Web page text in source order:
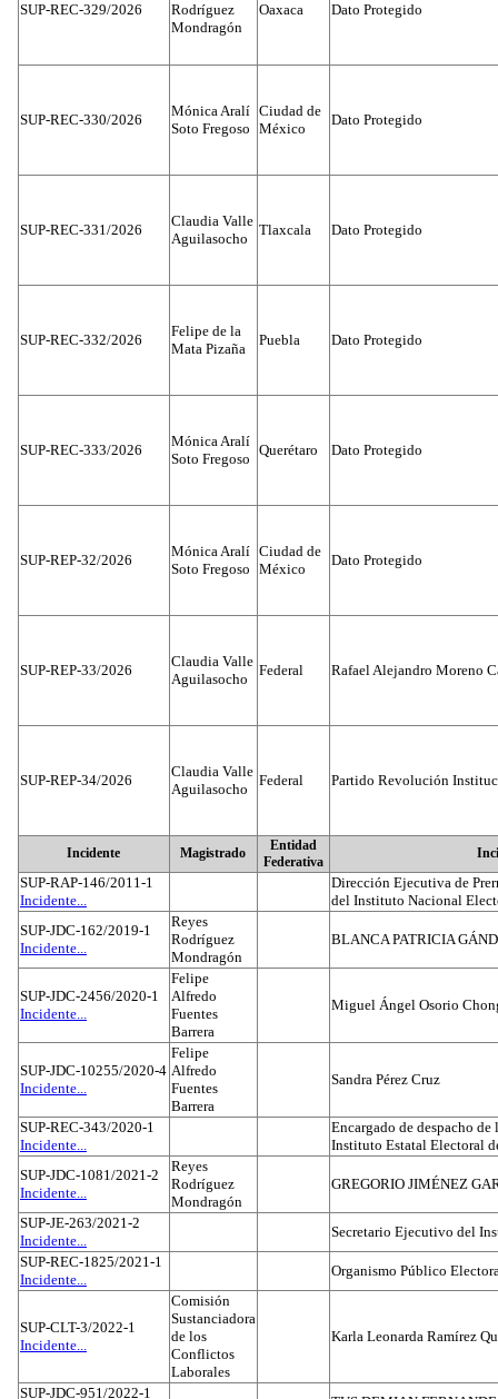
SUP-REC-329/2026
Rodríguez
Mondragón
Oaxaca Dato Protegido
SUP-REC-330/2026
Mónica Aralí
Soto Fregoso
Ciudad de
México
Dato Protegido
SUP-REC-331/2026
Claudia Valle
Aguilasocho
Tlaxcala Dato Protegido
SUP-REC-332/2026
Felipe de la
Mata Pizaña
Puebla Dato Protegido
SUP-REC-333/2026
Mónica Aralí
Soto Fregoso
Querétaro Dato Protegido
SUP-REP-32/2026
Mónica Aralí
Soto Fregoso
Ciudad de
México
Dato Protegido
SUP-REP-33/2026
Claudia Valle
Aguilasocho
Federal Rafael Alejandro Moreno
SUP-REP-34/2026
Claudia Valle
Aguilasocho
Federal Partido Revolución
Incidente Magistrado
Entidad
Federativa
SUP-RAP-146/2011-1
Incidente...
Dirección Ejecutiva de
del Instituto Nacional
SUP-JDC-162/2019-1
Incidente...
Reyes
Rodríguez
Mondragón
BLANCA PATRICIA
SUP-JDC-2456/2020-1
Incidente...
Felipe
Alfredo
Fuentes
Barrera
Miguel Ángel Osorio
SUP-JDC-10255/2020-4
Incidente...
Felipe
Alfredo
Fuentes
Barrera
Sandra Pérez Cruz
SUP-REC-343/2020-1
Incidente...
Encargado de despacho
Instituto Estatal Electoral
SUP-JDC-1081/2021-2
Incidente...
Reyes
Rodríguez
Mondragón
GREGORIO JIMÉNEZ
SUP-JE-263/2021-2
Incidente...
Secretario Ejecutivo del
SUP-REC-1825/2021-1
Incidente...
Organismo Público
SUP-CLT-3/2022-1
Incidente...
Comisión
Sustanciadora
de los
Conflictos
Laborales
Karla Leonarda Ramírez
SUP-JDC-951/2022-1